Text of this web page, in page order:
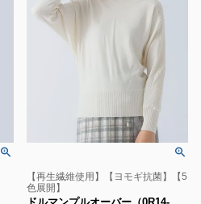
【再生繊維使用】【ヨモギ抗菌】【5
色展開】